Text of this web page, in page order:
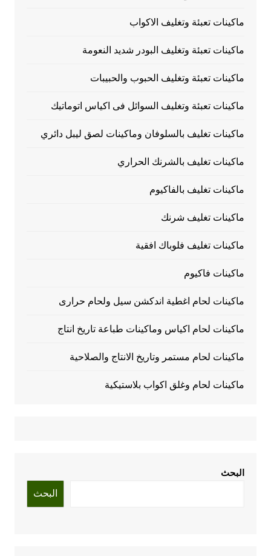
ماكينات تعبئة وتغليف الاكواب
ماكينات تعبئة وتغليف البودر شديد النعومة
ماكينات تعبئة وتغليف الحبوب والحبيبات
ماكينات تعبئة وتغليف السوائل فى اكياس اتوماتيك
ماكينات تغليف بالسلوفان وماكينات لصق ليبل دائري
ماكينات تغليف بالشرنك الحراري
ماكينات تغليف بالفاكيوم
ماكينات تغليف شرنك
ماكينات تغليف فلوباك افقية
ماكينات فاكيوم
ماكينات لحام اغطية اندكشن سيل ولحام حرارى
ماكينات لحام اكياس وماكينات طباعة تاريخ انتاج
ماكينات لحام مستمر وتاريخ الانتاج والصلاحية
ماكينات لحام وغلق اكواب بلاستيكية
البحث
البحث